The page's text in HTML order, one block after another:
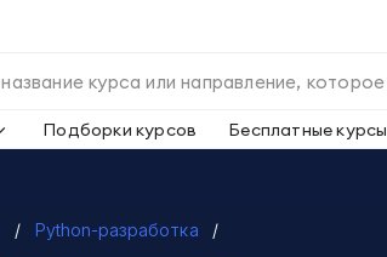
Подборки курсов Бесплатные курсы
Python-разработка